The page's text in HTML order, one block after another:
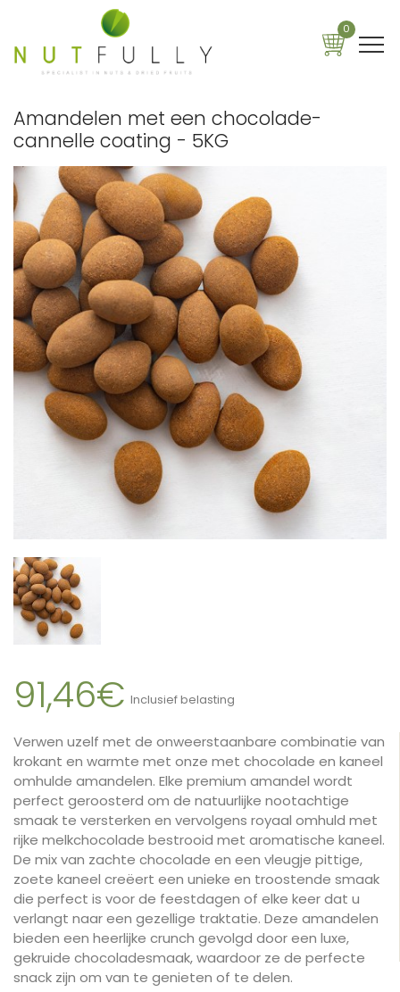
0
Amandelen met een chocolade-
cannelle coating - 5KG
91,46€ Inclusief belasting
Verwen uzelf met de onweerstaanbare combinatie van
krokant en warmte met onze met chocolade en kaneel
omhulde amandelen. Elke premium amandel wordt
perfect geroosterd om de natuurlijke nootachtige
smaak te versterken en vervolgens royaal omhuld met
rijke melkchocolade bestrooid met aromatische kaneel.
De mix van zachte chocolade en een vleugje pittige,
zoete kaneel creëert een unieke en troostende smaak
die perfect is voor de feestdagen of elke keer dat u
verlangt naar een gezellige traktatie. Deze amandelen
bieden een heerlijke crunch gevolgd door een luxe,
gekruide chocoladesmaak, waardoor ze de perfecte
snack zijn om van te genieten of te delen.